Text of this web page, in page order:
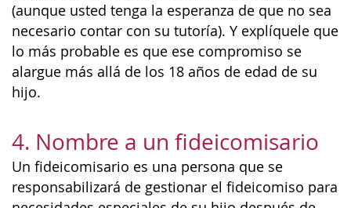
(aunque usted tenga la esperanza de que no sea
necesario contar con su tutoría). Y explíquele que
lo más probable es que ese compromiso se
alargue más allá de los 18 años de edad de su
hijo.
4. Nombre a un fideicomisario
Un fideicomisario es una persona que se
responsabilizará de gestionar el fideicomiso para